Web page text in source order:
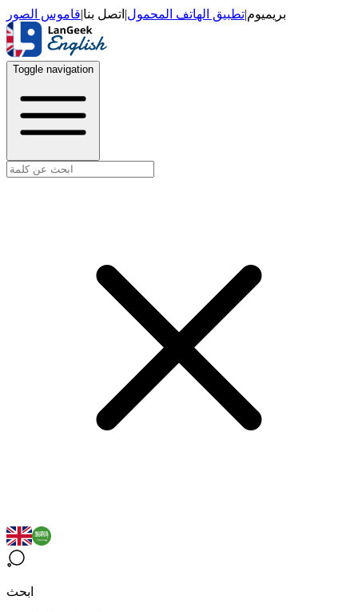
بريميوم|تطبيق الهاتف المحمول| اتصل بنا|قاموس الصور
Toggle navigation
ابحث